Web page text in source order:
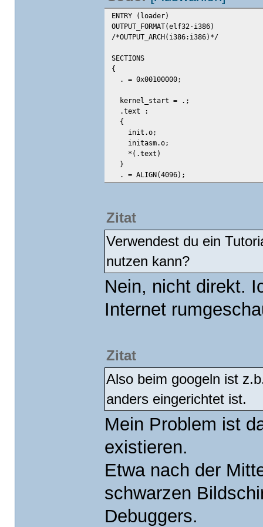
ENTRY (loader)
OUTPUT_FORMAT(elf32-i386)
/*OUTPUT_ARCH(i386:i386)*/
SECTIONS
{
. = 0x00100000;
kernel_start = .;
.text :
{
init.o;
initasm.o;
*(.text)
}
. = ALIGN(4096);
kernel_endofcodesection = .;
{
}
. = ALIGN(4096);
.data :
{
*(.data)
_sbss = .;
*(.bss)
_ebss = .;
}
. = ALIGN(4096);
kernel_end = .;
}
Zitat
Verwendest du ein
nutzen kann?
Nein, nicht direkt.
Internet
Zitat
Also beim googeln ist
anders eingerichtet ist.
Mein Problem ist
existieren.
Etwa nach der
schwarzen
Debuggers.